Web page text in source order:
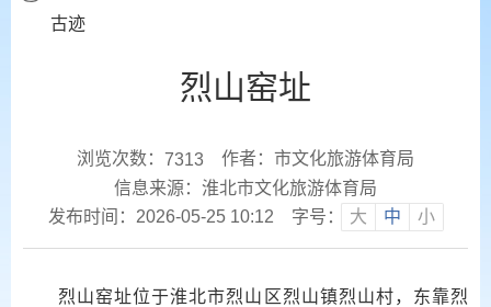
古迹
烈山窑址
浏览次数： 7313
作者：市文化旅游体育局
信息来源：淮北市文化旅游体育局
发布时间：2026-05-25 10:12
字号： 大 中 小
烈山窑址位于淮北市烈山区烈山镇烈山村，东靠烈